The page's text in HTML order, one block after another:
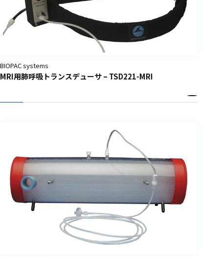
BIOPAC systems
MRI用肺呼吸トランスデューサ – TSD221-MRI